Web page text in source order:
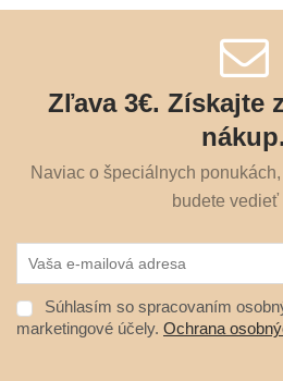
Zľava 3€. Získajte
nákup.
Naviac o špeciálnych
budete vedieť
Súhlasím so spracovaním
marketingové účely. Ochrana